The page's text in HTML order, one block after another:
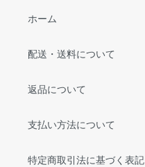
ホーム
配送・送料について
返品について
支払い方法について
特定商取引法に基づく表記